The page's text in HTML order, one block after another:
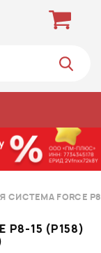
FORCE P8-
15 (P158)